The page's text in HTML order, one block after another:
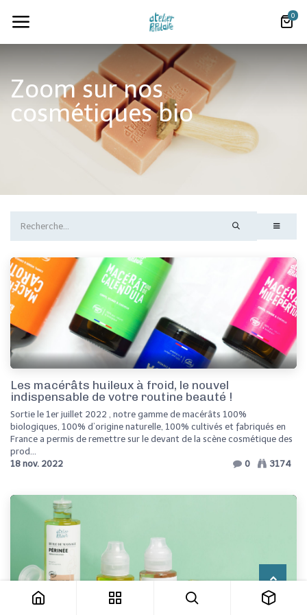
0
Zoom sur nos
cosmétiques bio
Les macérâts huileux à froid, le nouvel
indispensable de votre routine beauté !
Sortie le 1er juillet 2022 , notre gamme de macérâts 100%
biologiques, 100% d’origine naturelle, 100% cultivés et fabriqués en
France a permis de remettre sur le devant de la scène cosmétique des
prod...
18 nov. 2022
0 3174